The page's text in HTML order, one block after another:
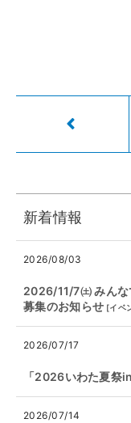
新着情報
2026/08/03
2026/11/7㈯ みん
募集のお知らせ [イベ
2026/07/17
「2026いわた夏祭
2026/07/14